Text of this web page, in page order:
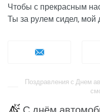
Чтобы с прекрасным
Ты за рулем сидел, мой
Поздравления с Днем